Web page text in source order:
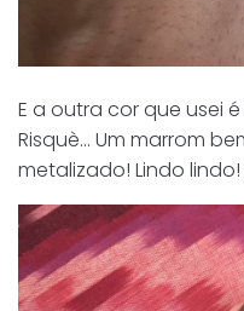
E a outra cor que usei
Risquè… Um marrom
metalizado! Lindo lindo!